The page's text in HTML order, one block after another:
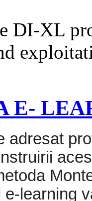
DI-XL
E-
adresat
e-learning